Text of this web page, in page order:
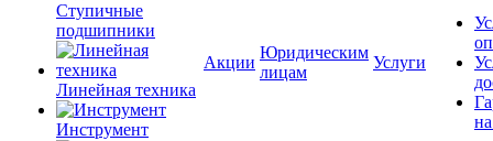
Ступичные
подшипники
Линейная техника
Инструмент
Акции
Юридическим
лицам
Услуги